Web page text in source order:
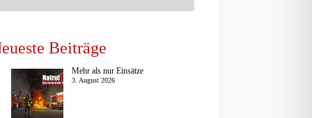
Beiträge
Mehr als nur Einsätze
3. August 2026